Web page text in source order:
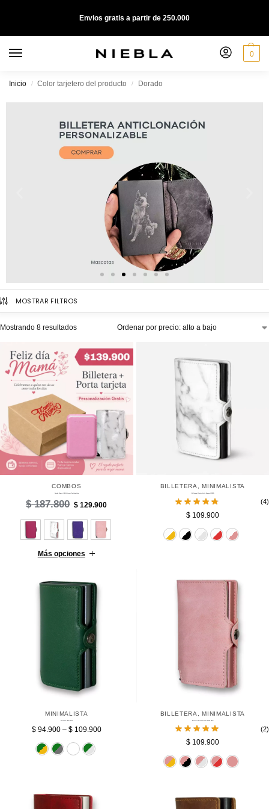
Envios gratis a partir de 250.000
0
Inicio / Color tarjetero del producto / Dorado
MOSTRAR FILTROS
Mostrando 8 resultados
COMBOS
$187.800 $ 129.900
Más opciones
BILLETERA ,MINIMALISTA
(4)
$109.900
Dorado
MINIMALISTA
$94.900 – $109.900
BILLETERA ,MINIMALISTA
(2)
$109.900
Dorado